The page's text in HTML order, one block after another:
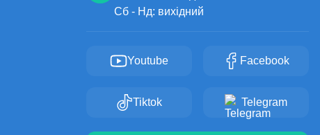
Сб - Нд: вихідний
Youtube Facebook
Tiktok Telegram